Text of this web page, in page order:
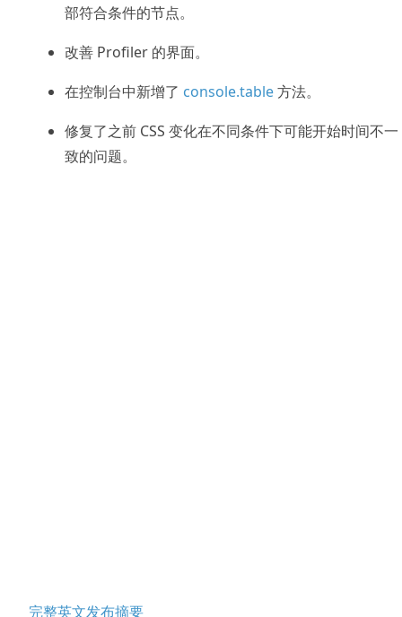
部符合条件的节点。
改善 Profiler 的界面。
在控制台中新增了 console.table方法。
修复了之前 CSS 变化在不同条件下可能开始时间不一
致的问题。
完整英文发布摘要